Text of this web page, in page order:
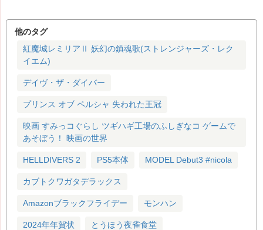
他のタグ
紅魔城レミリアⅡ 妖幻の鎮魂歌(ストレンジャーズ・レク
イエム)
デイヴ・ザ・ダイバー
プリンス オブ ペルシャ 失われた王冠
映画 すみっコぐらし ツギハギ工場のふしぎなコ ゲームで
あそぼう！ 映画の世界
HELLDIVERS 2 PS5本体 MODEL Debut3 #nicola
カブトクワガタデラックス
Amazonブラックフライデー モンハン
2024年年賀状 とうほう夜雀食堂